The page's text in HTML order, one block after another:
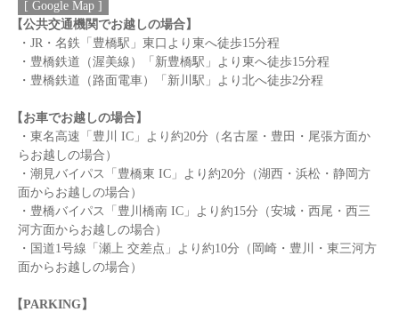
[ Google Map ]
【公共交通機関でお越しの場合】
・JR・名鉄「豊橋駅」東口より東へ徒歩15分程
・豊橋鉄道（渥美線）「新豊橋駅」より東へ徒歩15分程
・豊橋鉄道（路面電車）「新川駅」より北へ徒歩2分程
【お車でお越しの場合】
・東名高速「豊川 IC」より約20分（名古屋・豊田・尾張方面か
らお越しの場合）
・潮見バイパス「豊橋東 IC」より約20分（湖西・浜松・静岡方
面からお越しの場合）
・豊橋バイパス「豊川橋南 IC」より約15分（安城・西尾・西三
河方面からお越しの場合）
・国道1号線「瀬上 交差点」より約10分（岡崎・豊川・東三河方
面からお越しの場合）
【PARKING】